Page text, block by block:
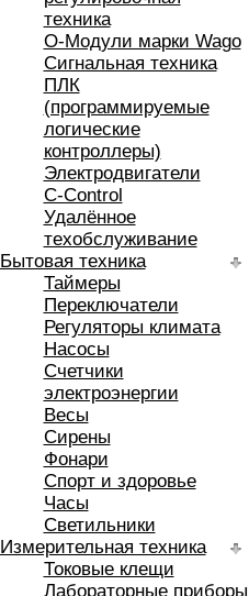
техника
O-Модули марки Wago
Сигнальная техника
ПЛК
(программируемые
логические
контроллеры)
Электродвигатели
C-Control
Удалённое
техобслуживание
Бытовая техника
Таймеры
Переключатели
Регуляторы климата
Насосы
Счетчики
электроэнергии
Весы
Сирены
Фонари
Спорт и здоровье
Часы
Светильники
Измерительная техника
Токовые клещи
Лабораторные приборы